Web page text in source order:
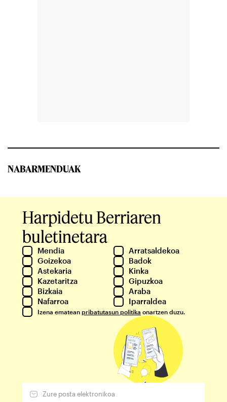
NABARMENDUAK
Harpidetu Berriaren
buletinetara
Mendia
Arratsaldekoa
Goizekoa
Badok
Astekaria
Kinka
Kazetaritza
Gipuzkoa
Bizkaia
Araba
Nafarroa
Iparraldea
Izena ematean pribatutasun politika onartzen duzu.